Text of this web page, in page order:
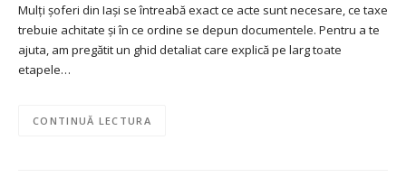
Mulți șoferi din Iași se întreabă exact ce acte sunt necesare, ce taxe
trebuie achitate și în ce ordine se depun documentele. Pentru a te
ajuta, am pregătit un ghid detaliat care explică pe larg toate
etapele…
CONTINUĂ LECTURA